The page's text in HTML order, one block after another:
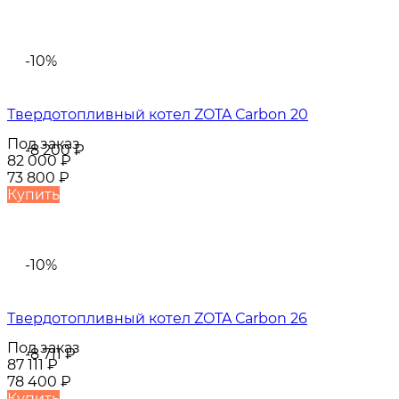
-10%
-8 200₽
Твердотопливный котел ZOTA Сarbon 20
Под заказ
82 000₽
73 800 ₽
Купить
-10%
-8 711₽
Твердотопливный котел ZOTA Сarbon 26
Под заказ
87 111₽
78 400 ₽